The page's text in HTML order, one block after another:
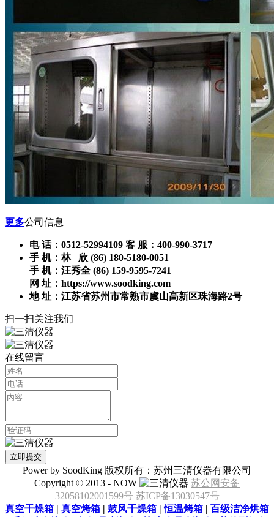
更多公司信息
电 话：0512-52994109 客 服：400-990-3717
手 机：林 欣 (86) 180-5180-0051
手 机：汪秀全 (86) 159-9595-7241
网 址：https://www.soodking.com
地 址：江苏省苏州市常熟市虞山高新区珠海路2号
扫一扫关注我们
在线留言
Power by SoodKing 版权所有：苏州三清仪器有限公司
Copyright © 2013 - NOW
苏公网安备
32058102001599号 苏ICP备13030547号
真空干燥箱 | 真空烤箱 | 鼓风干燥箱 |恒温烤箱 | 百级洁净烘箱